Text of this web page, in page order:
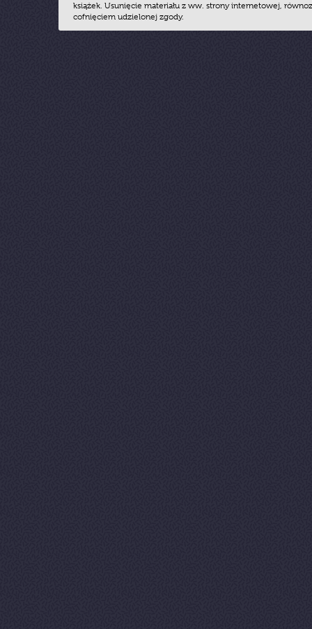
książek. Usunięcie materiału z ww. strony internetowej,
cofnięciem udzielonej zgody.